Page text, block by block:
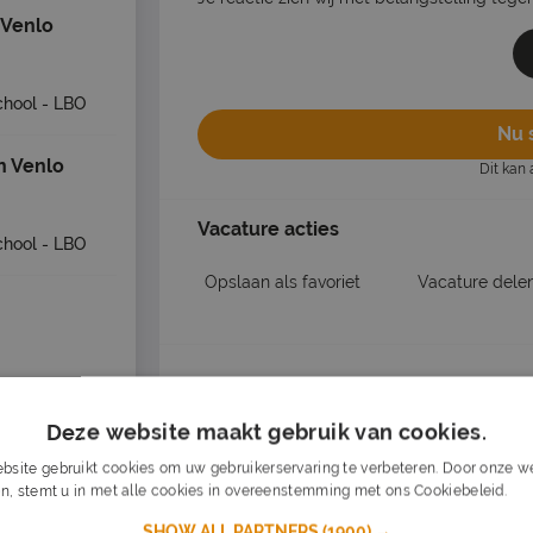
- LBO
Venlo
- LBO
>
Nu
Dit kan
Vacature acties
Opslaan als favoriet Vacature
Mis nooit een vacature
Zet stop wanneer je wilt
Deze website maakt gebruik van cookies.
gebruikt cookies om uw gebruikerservaring te verbeteren. Door onze
stemt u in met alle cookies in overeenstemming met ons Cookiebeleid.